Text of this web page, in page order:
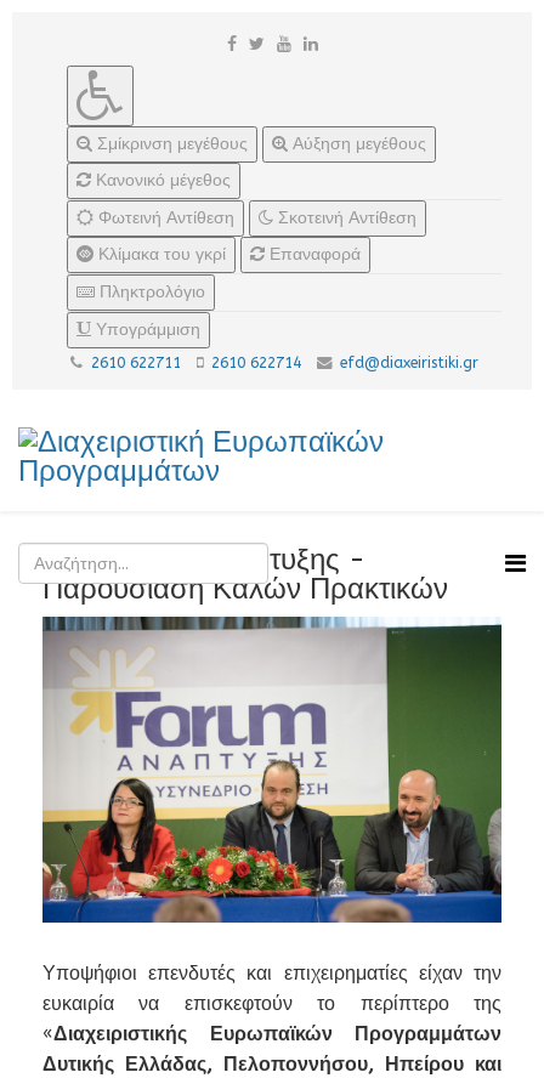
Σμίκρινση μεγέθους
Αύξηση μεγέθους
Κανονικό μέγεθος
Φωτεινή Αντίθεση
Σκοτεινή Αντίθεση
Κλίμακα του γκρί
Επαναφορά
Πληκτρολόγιο
Υπογράμμιση
2610 622711 2610 622714 efd@diaxeiristiki.gr
19ο Forum Ανάπτυξης -
Παρουσίαση Καλών Πρακτικών
Υποψήφιοι επενδυτές και επιχειρηματίες είχαν την
ευκαιρία να επισκεφτούν το περίπτερο της
«Διαχειριστικής Ευρωπαϊκών Προγραμμάτων
Δυτικής Ελλάδας, Πελοποννήσου, Ηπείρου και